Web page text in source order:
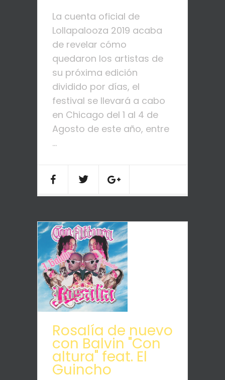
La cuenta oficial de
Lollapalooza 2019 acaba
de revelar cómo
quedaron los artistas de
su próxima edición
dividido por días, el
festival se llevará a cabo
en Chicago del 1 al 4 de
Agosto de este año, entre
...
Rosalía de nuevo
con Balvin "Con
altura" feat. El
Guincho